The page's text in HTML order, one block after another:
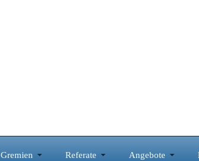
Gremien Referate Angebote